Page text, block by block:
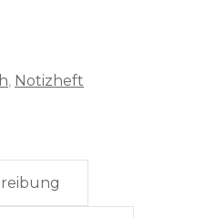
, Notizheft